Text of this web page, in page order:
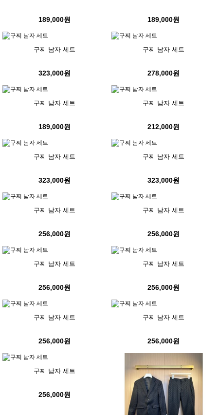
189,000원 189,000원
구찌 남자 세트
323,000원
구찌 남자 세트
278,000원
구찌 남자 세트
189,000원
구찌 남자 세트
212,000원
구찌 남자 세트
323,000원
구찌 남자 세트
323,000원
구찌 남자 세트
256,000원
구찌 남자 세트
256,000원
구찌 남자 세트
256,000원
구찌 남자 세트
256,000원
구찌 남자 세트
256,000원
구찌 남자 세트
256,000원
구찌 남자 세트
256,000원